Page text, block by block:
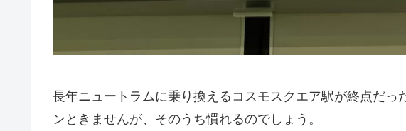
長年ニュートラムに乗り換えるコスモスクエア駅が終点だっ
ンときませんが、そのうち慣れるのでしょう。